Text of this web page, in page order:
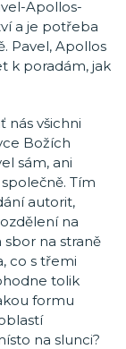
Apollos-
a je potřeba
Pavel, Apollos
k poradám, jak
nás všichni
Božích
sám, ani
Tím
autorit,
na
sbor na straně
co s třemi
tolik
formu
na slunci?